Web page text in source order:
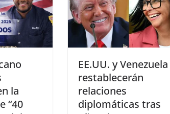
la
“40
EE.UU. y Venezuela
restablecerán
relaciones
diplomáticas tras